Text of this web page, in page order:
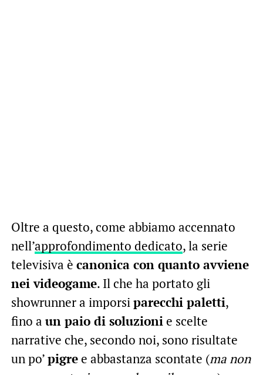
Oltre a questo, come abbiamo accennato
nell’approfondimento dedicato, la serie
televisiva è canonica con quanto avviene
nei videogame. Il che ha portato gli
showrunner a imporsiparecchi paletti,
fino a un paio di soluzionie scelte
narrative che, secondo noi, sono risultate
un po’pigree abbastanza scontate (ma non